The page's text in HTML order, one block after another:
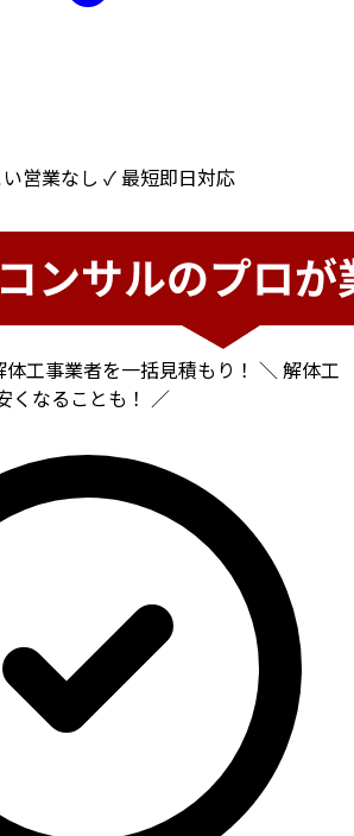
営業なし ✓ 最短即日対応
体工事業者を一括見積もり！ ＼ 解体工
くなることも！ ／